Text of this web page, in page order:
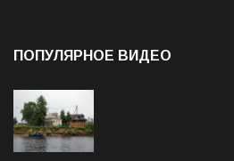
ПОПУЛЯРНОЕ ВИДЕО